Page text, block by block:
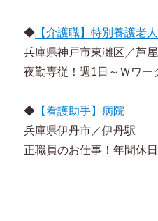
◆ 【介護職】特別養護老
兵庫県神戸市東灘区／芦
夜勤専従！週1日～Ｗワー
◆ 【看護助手】病院
兵庫県伊丹市／伊丹駅
正職員のお仕事！年間休日